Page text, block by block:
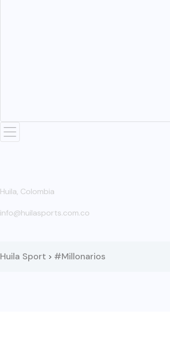
Huila, Colombia
info@huilasports.com.co
Huila Sport > #Millonarios